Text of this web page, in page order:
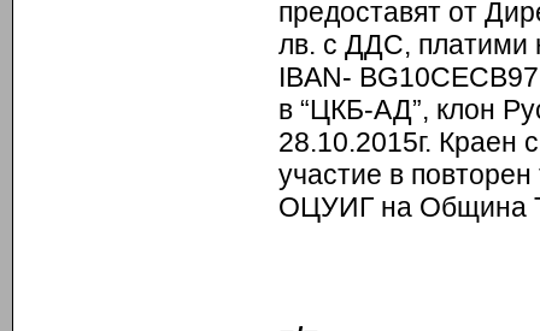
предоставят от
лв. с ДДС, платими
IBAN-
в “ЦКБ-АД”, клон
28.10.2015г. Краен
участие в
ОЦУИГ на Община